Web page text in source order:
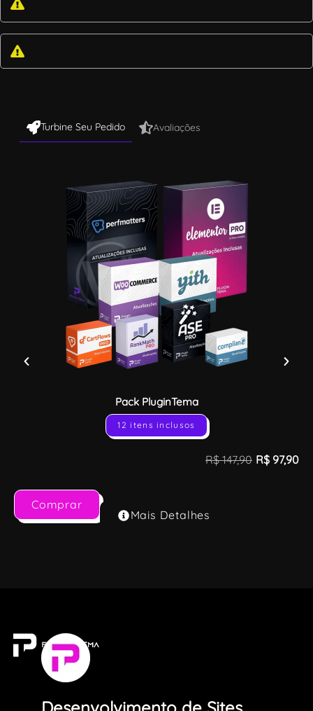
Turbine Seu Pedido Avaliações
Pack PluginTema
12 itens inclusos
R$147,90 R$ 97,90
Comprar
Mais Detalhes